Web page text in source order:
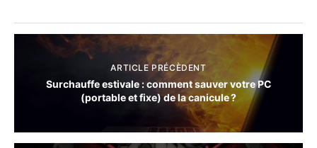
ARTICLE PRÉCÈDENT
Surchauffe estivale : comment sauver votre PC
(portable et fixe) de la canicule ?